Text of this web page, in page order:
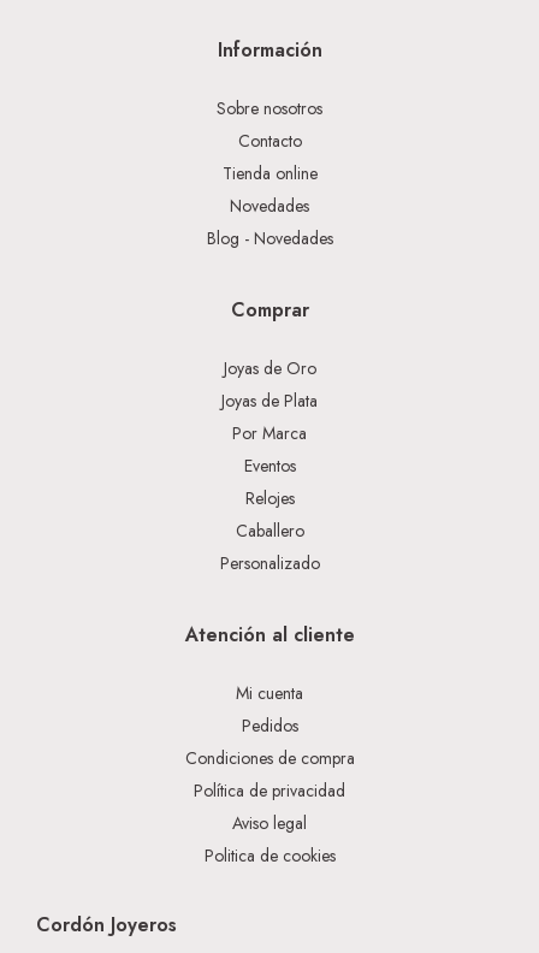
Información
Sobre nosotros
Contacto
Tienda online
Novedades
Blog - Novedades
Comprar
Joyas de Oro
Joyas de Plata
Por Marca
Eventos
Relojes
Caballero
Personalizado
Atención al cliente
Mi cuenta
Pedidos
Condiciones de compra
Política de privacidad
Aviso legal
Politica de cookies
Cordón Joyeros